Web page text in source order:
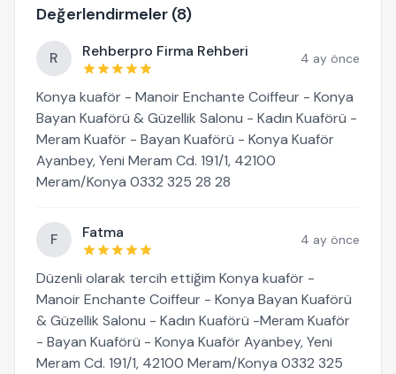
Değerlendirmeler (8)
R Rehberpro Firma Rehberi 4 ay önce
Konya kuaför - Manoir Enchante Coiffeur - Konya
Bayan Kuaförü & Güzellik Salonu - Kadın Kuaförü -
Meram Kuaför - Bayan Kuaförü - Konya Kuaför
Ayanbey, Yeni Meram Cd. 191/1, 42100
Meram/Konya 0332 325 28 28
F Fatma 4 ay önce
Düzenli olarak tercih ettiğim Konya kuaför -
Manoir Enchante Coiffeur - Konya Bayan Kuaförü
& Güzellik Salonu - Kadın Kuaförü -Meram Kuaför
- Bayan Kuaförü - Konya Kuaför Ayanbey, Yeni
Meram Cd. 191/1, 42100 Meram/Konya 0332 325